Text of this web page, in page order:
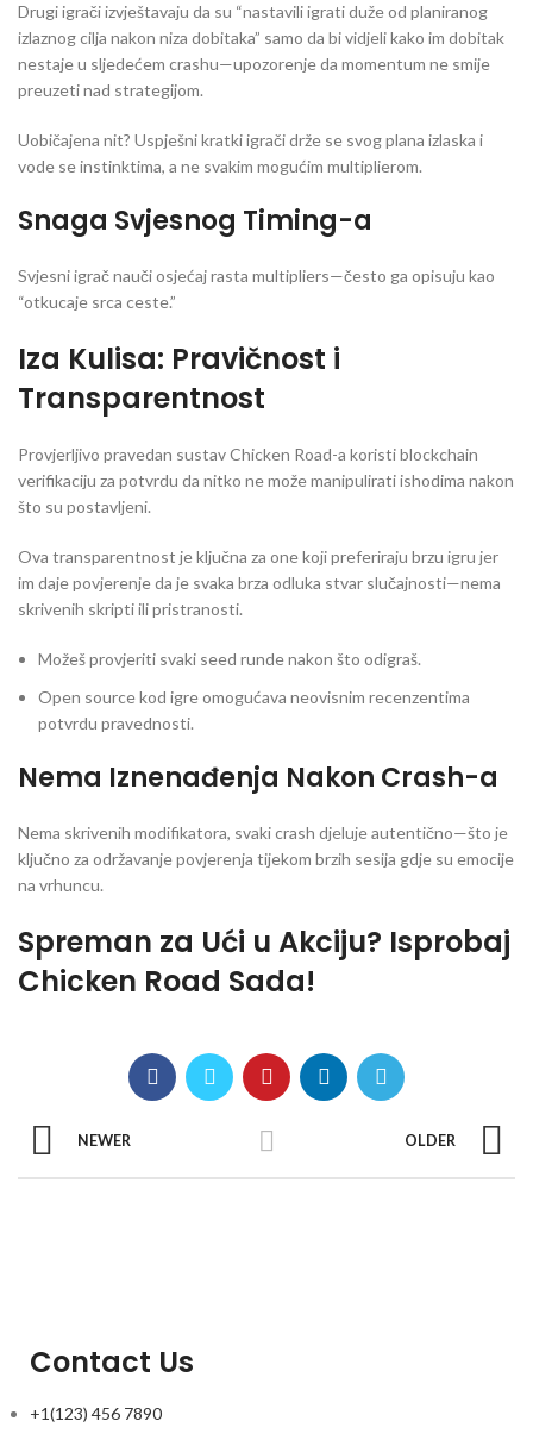
Drugi igrači izvještavaju da su “nastavili igrati duže od planiranog
izlaznog cilja nakon niza dobitaka” samo da bi vidjeli kako im dobitak
nestaje u sljedećem crashu—upozorenje da momentum ne smije
preuzeti nad strategijom.
Uobičajena nit? Uspješni kratki igrači drže se svog plana izlaska i
vode se instinktima, a ne svakim mogućim multiplierom.
Snaga Svjesnog Timing-a
Svjesni igrač nauči osjećaj rasta multipliers—često ga opisuju kao
“otkucaje srca ceste.”
Iza Kulisa: Pravičnost i
Transparentnost
Provjerljivo pravedan sustav Chicken Road-a koristi blockchain
verifikaciju za potvrdu da nitko ne može manipulirati ishodima nakon
što su postavljeni.
Ova transparentnost je ključna za one koji preferiraju brzu igru jer
im daje povjerenje da je svaka brza odluka stvar slučajnosti—nema
skrivenih skripti ili pristranosti.
Možeš provjeriti svaki seed runde nakon što odigraš.
Open source kod igre omogućava neovisnim recenzentima
potvrdu pravednosti.
Nema Iznenađenja Nakon Crash-a
Nema skrivenih modifikatora, svaki crash djeluje autentično—što je
ključno za održavanje povjerenja tijekom brzih sesija gdje su emocije
na vrhuncu.
Spreman za Ući u Akciju? Isprobaj
Chicken Road Sada!
NEWER OLDER
Contact Us
+1(123) 456 7890